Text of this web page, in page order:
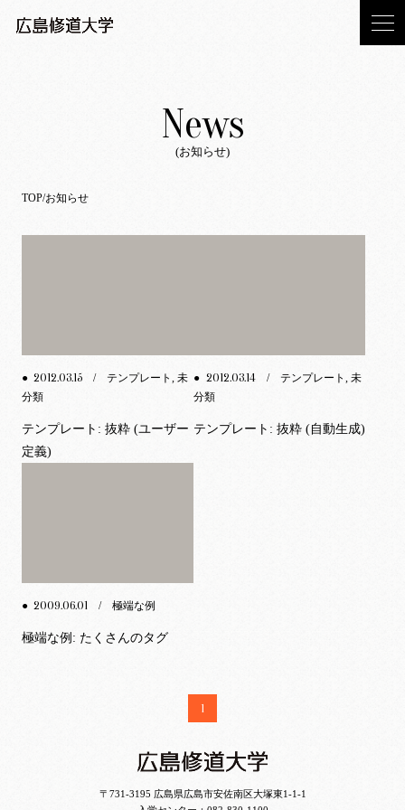
News
(お知らせ)
TOP お知らせ
● 2012.03.15 / テンプレート, 未
分類
テンプレート: 抜粋 (ユーザー
定義)
● 2012.03.14/ テンプレート, 未
分類
テンプレート: 抜粋 (自動生成)
● 2009.06.01 / 極端な例
極端な例: たくさんのタグ
1
〒731-3195 広島県広島市安佐南区大塚東1-1-1